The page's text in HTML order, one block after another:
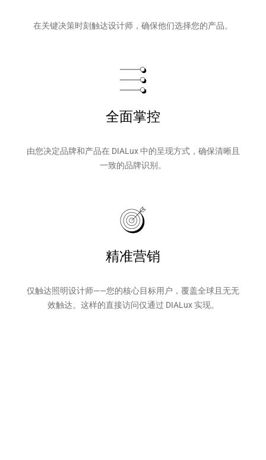
在关键决策时刻触达设计师，确保他们选择您的产品。
全面掌控
由您决定品牌和产品在 DIALux 中的呈现方式，确保清晰且
一致的品牌识别。
精准营销
仅触达照明设计师——您的核心目标用户，覆盖全球且无无
效触达。这样的直接访问仅通过 DIALux 实现。